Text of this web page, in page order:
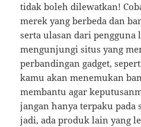
tidak boleh dilewatkan!
merek yang berbeda dan
serta ulasan dari pengguna
mengunjungi situs yang
perbandingan gadget,
kamu akan menemukan
membantu agar
jangan hanya terpaku pada
jadi, ada produk lain yang